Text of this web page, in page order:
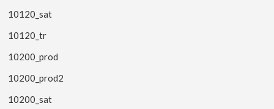
10120_sat
10120_tr
10200_prod
10200_prod2
10200_sat